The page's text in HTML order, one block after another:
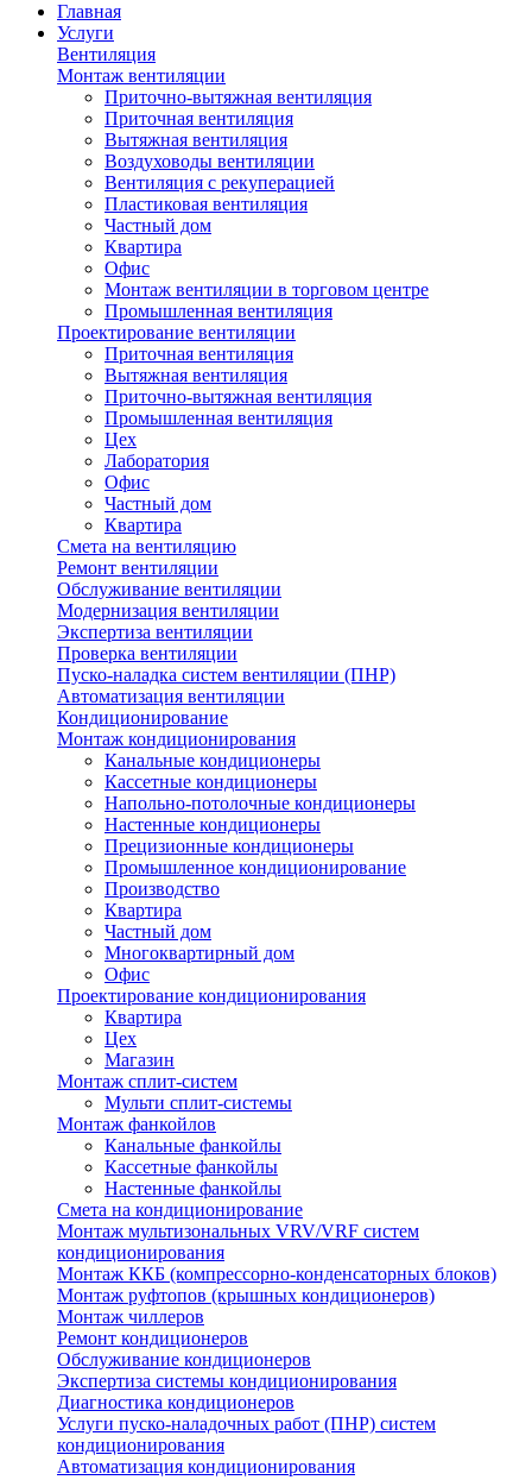
Главная
Услуги
Вентиляция
Монтаж вентиляции
Приточно-вытяжная вентиляция
Приточная вентиляция
Вытяжная вентиляция
Воздуховоды вентиляции
Вентиляция с рекуперацией
Пластиковая вентиляция
Частный дом
Квартира
Офис
Монтаж вентиляции в торговом центре
Промышленная вентиляция
Проектирование вентиляции
Приточная вентиляция
Вытяжная вентиляция
Приточно-вытяжная вентиляция
Промышленная вентиляция
Цех
Лаборатория
Офис
Частный дом
Квартира
Смета на вентиляцию
Ремонт вентиляции
Обслуживание вентиляции
Модернизация вентиляции
Экспертиза вентиляции
Проверка вентиляции
Пуско-наладка систем вентиляции (ПНР)
Автоматизация вентиляции
Кондиционирование
Монтаж кондиционирования
Канальные кондиционеры
Кассетные кондиционеры
Напольно-потолочные кондиционеры
Настенные кондиционеры
Прецизионные кондиционеры
Промышленное кондиционирование
Производство
Квартира
Частный дом
Многоквартирный дом
Офис
Проектирование кондиционирования
Квартира
Цех
Магазин
Монтаж сплит-систем
Мульти сплит-системы
Монтаж фанкойлов
Канальные фанкойлы
Кассетные фанкойлы
Настенные фанкойлы
Смета на кондиционирование
Монтаж мультизональных VRV/VRF систем
кондиционирования
Монтаж ККБ (компрессорно-конденсаторных блоков)
Монтаж руфтопов (крышных кондиционеров)
Монтаж чиллеров
Ремонт кондиционеров
Обслуживание кондиционеров
Экспертиза системы кондиционирования
Диагностика кондиционеров
Услуги пуско-наладочных работ (ПНР) систем
кондиционирования
Автоматизация кондиционирования